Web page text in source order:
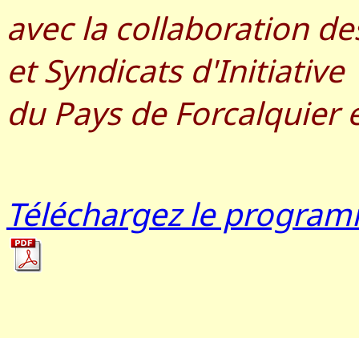
avec la collaboration
et Syndicats d'Initiative
du Pays de
Téléchargez le